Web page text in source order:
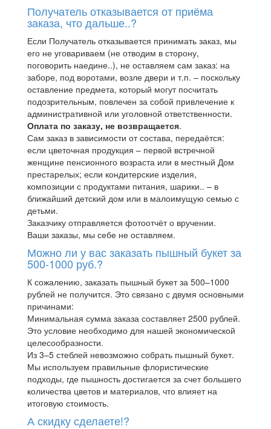
Получатель отказывается от приёма
заказа, что дальше..?
Если Получатель отказывается принимать заказ, мы
его не уговариваем (не отводим в сторону,
поговорить наедине..), не оставляем сам заказ: на
заборе, под воротами, возле двери и т.п. – поскольку
оставление предмета, который могут посчитать
подозрительным, повлечен за собой привлечение к
административной или уголовной ответственности.
Оплата по заказу, не возвращается.
Сам заказ в зависимости от состава, передаётся:
если цветочная продукция – первой встречной
женщине пенсионного возраста или в местный Дом
престарелых; если кондитерские изделия,
композиции с продуктами питания, шарики.. – в
ближайший детский дом или в малоимущую семью с
детьми.
Заказчику отправляется фотоотчёт о вручении.
Ваши заказы, мы себе не оставляем.
Можно ли у вас заказать пышный букет за
500-1000 руб.?
К сожалению, заказать пышный букет за 500–1000
рублей не получится. Это связано с двумя основными
причинами:
Минимальная сумма заказа составляет 2500 рублей.
Это условие необходимо для нашей экономической
целесообразности.
Из 3–5 стеблей невозможно собрать пышный букет.
Мы используем правильные флористические
подходы, где пышность достигается за счет большего
количества цветов и материалов, что влияет на
итоговую стоимость.
А скидку сделаете!?